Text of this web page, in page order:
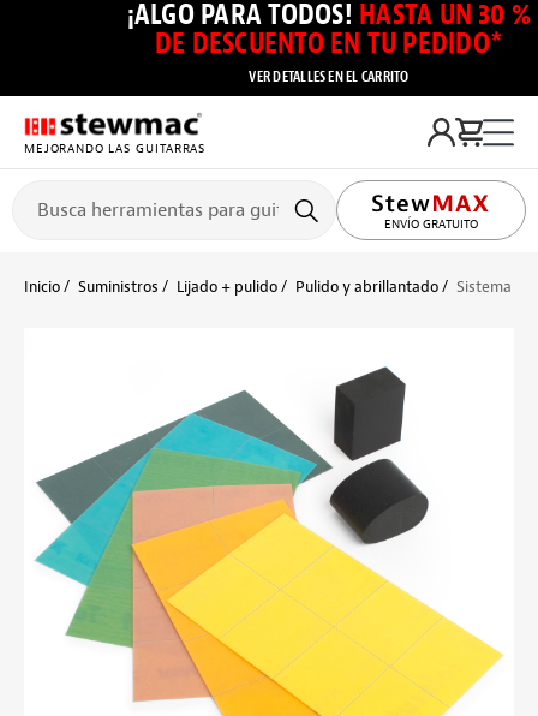
¡ALGO PARA TODOS! HASTA UN 30 %
DE DESCUENTO EN TU PEDIDO*
VER DETALLES EN EL CARRITO
MEJORANDO LAS GUITARRAS
ENVÍO GRATUITO
Inicio Suministros Lijado + pulido Pulido y abrillantado Sistema